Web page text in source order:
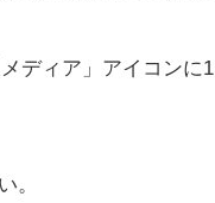
ディア」アイコンに1
。